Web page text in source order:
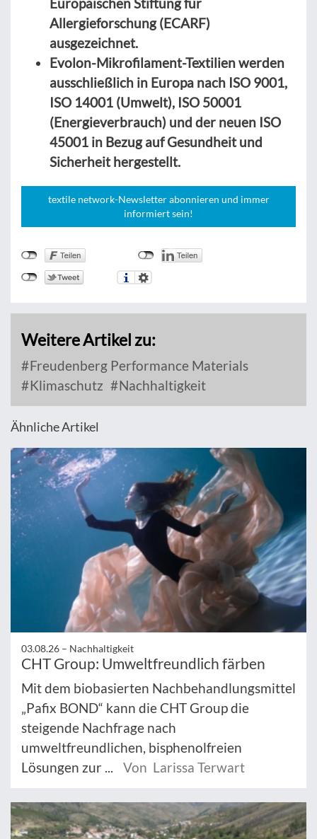
Europäischen Stiftung für
Allergieforschung (ECARF)
ausgezeichnet.
Evolon-Mikrofilament-Textilien werden
ausschließlich in Europa nach ISO 9001,
ISO 14001 (Umwelt), ISO 50001
(Energieverbrauch) und der neuen ISO
45001 in Bezug auf Gesundheit und
Sicherheit hergestellt.
textile network-Newsletter abonnieren und immer
informiert sein!
Weitere Artikel zu:
Freudenberg Performance Materials
Klimaschutz
Nachhaltigkeit
Ähnliche Artikel
03.08.26 – Nachhaltigkeit
CHT Group: Umweltfreundlich färben
Mit dem biobasierten Nachbehandlungsmittel
„Pafix BOND“ kann die CHT Group die
steigende Nachfrage nach
umweltfreundlichen, bisphenolfreien
Lösungen zur ...
Von Larissa Terwart